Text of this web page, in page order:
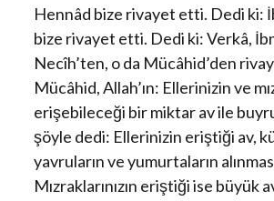
Hennâd bize rivayet etti. Dedi ki:
bize rivayet etti. Dedi ki: Verkâ,
Necîh’ten, o da Mücâhid’den
Mücâhid, Allah’ın: Ellerinizin ve
erişebileceği bir miktar av ile
şöyle dedi: Ellerinizin eriştiği av,
yavruların ve yumurtaların
Mızraklarınızın eriştiği ise büyük